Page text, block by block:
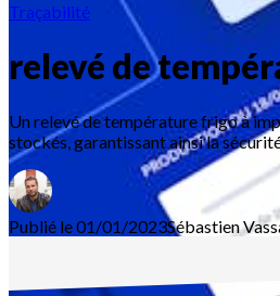
Traçabilité
relevé de
Un relevé de température frigo à
stockés, garantissant ainsi la
Publié le 01/01/2023Sébastien